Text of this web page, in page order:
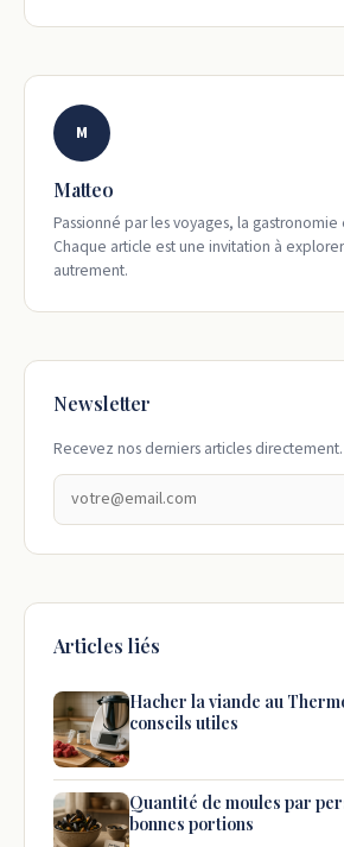
M
Matteo
Passionné par les voyages, la
Chaque article est une invitation à
autrement.
Newsletter
Recevez nos derniers articles directement.
Articles liés
Hacher la viande au
conseils utiles
Quantité de moules par
bonnes portions